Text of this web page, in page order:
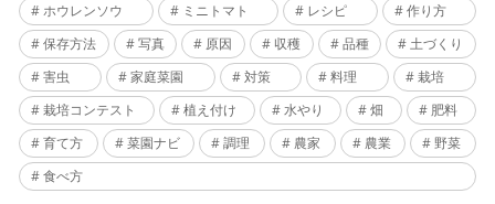
ホウレンソウ
ミニトマト レシピ
作り方
保存方法
写真 原因 収穫 品種
土づくり
害虫
家庭菜園 対策 料理
栽培
栽培コンテスト
植え付け 水やり 畑
肥料
育て方
菜園ナビ 調理 農家 農業
野菜
食べ方